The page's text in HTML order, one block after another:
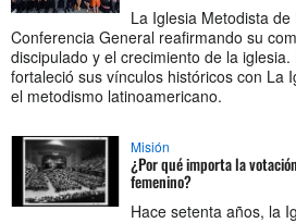
La Iglesia Metodista
Conferencia General reafirmando su
discipulado y el crecimiento de la
fortaleció sus vínculos históricos con La
el metodismo latinoamericano.
Misión
¿Por qué importa la
femenino?
Hace setenta años, la